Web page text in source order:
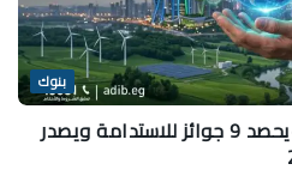
بنوك
«مصرف أبو ظبي الإسلامي»يحصد 9 جوائز للاستدامة ويصدر